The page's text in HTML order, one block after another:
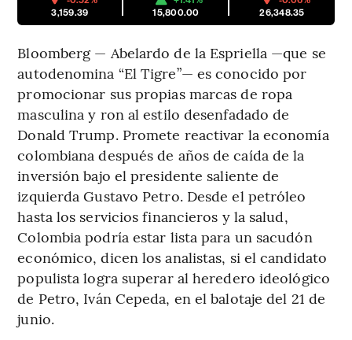
3,159.39
15,800.00
26,348.35
Bloomberg — Abelardo de la Espriella —que se
autodenomina “El Tigre”— es conocido por
promocionar sus propias marcas de ropa
masculina y ron al estilo desenfadado de
Donald Trump. Promete reactivar la economía
colombiana después de años de caída de la
inversión bajo el presidente saliente de
izquierda Gustavo Petro. Desde el petróleo
hasta los servicios financieros y la salud,
Colombia podría estar lista para un sacudón
económico, dicen los analistas, si el candidato
populista logra superar al heredero ideológico
de Petro, Iván Cepeda, en el balotaje del 21 de
junio.